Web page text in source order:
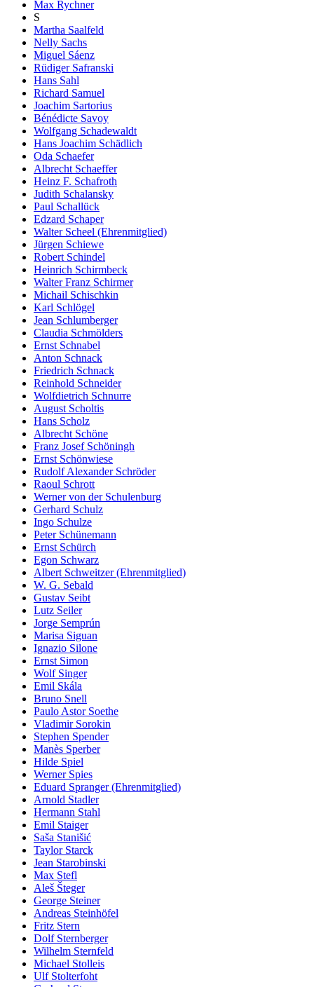
Max Rychner
S
Martha Saalfeld
Nelly Sachs
Miguel Sáenz
Rüdiger Safranski
Hans Sahl
Richard Samuel
Joachim Sartorius
Bénédicte Savoy
Wolfgang Schadewaldt
Hans Joachim Schädlich
Oda Schaefer
Albrecht Schaeffer
Heinz F. Schafroth
Judith Schalansky
Paul Schallück
Edzard Schaper
Walter Scheel (Ehrenmitglied)
Jürgen Schiewe
Robert Schindel
Heinrich Schirmbeck
Walter Franz Schirmer
Michail Schischkin
Karl Schlögel
Jean Schlumberger
Claudia Schmölders
Ernst Schnabel
Anton Schnack
Friedrich Schnack
Reinhold Schneider
Wolfdietrich Schnurre
August Scholtis
Hans Scholz
Albrecht Schöne
Franz Josef Schöningh
Ernst Schönwiese
Rudolf Alexander Schröder
Raoul Schrott
Werner von der Schulenburg
Gerhard Schulz
Ingo Schulze
Peter Schünemann
Ernst Schürch
Egon Schwarz
Albert Schweitzer (Ehrenmitglied)
W. G. Sebald
Gustav Seibt
Lutz Seiler
Jorge Semprún
Marisa Siguan
Ignazio Silone
Ernst Simon
Wolf Singer
Emil Skála
Bruno Snell
Paulo Astor Soethe
Vladimir Sorokin
Stephen Spender
Manès Sperber
Hilde Spiel
Werner Spies
Eduard Spranger (Ehrenmitglied)
Arnold Stadler
Hermann Stahl
Emil Staiger
Saša Stanišić
Taylor Starck
Jean Starobinski
Max Stefl
Aleš Šteger
George Steiner
Andreas Steinhöfel
Fritz Stern
Dolf Sternberger
Wilhelm Sternfeld
Michael Stolleis
Ulf Stolterfoht